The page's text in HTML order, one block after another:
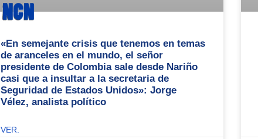
«En semejante crisis que tenemos en temas
de aranceles en el mundo, el señor
presidente de Colombia sale desde Nariño
casi que a insultar a la secretaria de
Seguridad de Estados Unidos»: Jorge
Vélez, analista político
VER.